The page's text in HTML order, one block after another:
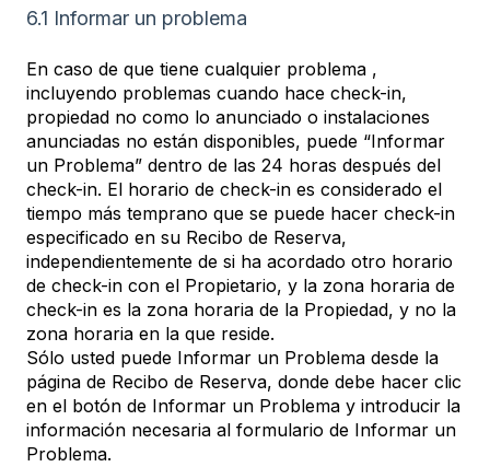
6.1 Informar un problema
En caso de que tiene cualquier problema ,
incluyendo problemas cuando hace check-in,
propiedad no como lo anunciado o instalaciones
anunciadas no están disponibles, puede “Informar
un Problema” dentro de las 24 horas después del
check-in. El horario de check-in es considerado el
tiempo más temprano que se puede hacer check-in
especificado en su Recibo de Reserva,
independientemente de si ha acordado otro horario
de check-in con el Propietario, y la zona horaria de
check-in es la zona horaria de la Propiedad, y no la
zona horaria en la que reside.
Sólo usted puede Informar un Problema desde la
página de Recibo de Reserva, donde debe hacer clic
en el botón de Informar un Problema y introducir la
información necesaria al formulario de Informar un
Problema.